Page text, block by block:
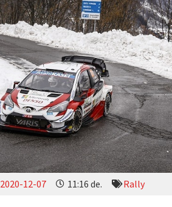
2020-12-07 11:16 de. Rally